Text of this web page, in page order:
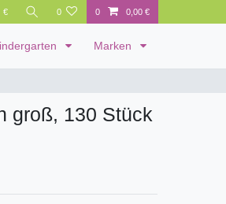
€ 0 0 0,00 €
Marken
groß, 130 Stück